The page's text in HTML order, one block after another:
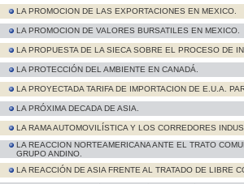
LA PROMOCION DE LAS EXPORTACIONES EN MEXICO.
LA PROMOCION DE VALORES BURSATILES EN MEXICO.
LA PROPUESTA DE LA SIECA SOBRE EL PROCESO DE
LA PROTECCIÓN DEL AMBIENTE EN CANADÁ.
LA PROYECTADA TARIFA DE IMPORTACION DE E.U.A.
LA PRÓXIMA DECADA DE ASIA.
LA RAMA AUTOMOVILÍSTICA Y LOS CORREDORES
LA REACCION NORTEAMERICANA ANTE EL TRATO
GRUPO ANDINO.
LA REACCIÓN DE ASIA FRENTE AL TRATADO DE LIBRE